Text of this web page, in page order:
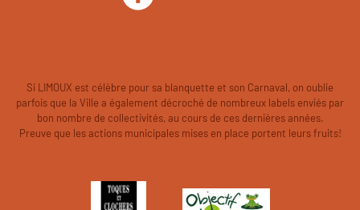
Si LIMOUX est célèbre pour sa blanquette et son Carnaval, on oublie
parfois que la Ville a également décroché de nombreux labels enviés par
bon nombre de collectivités, au cours de ces dernières années.
Preuve que les actions municipales mises en place portent leurs fruits!